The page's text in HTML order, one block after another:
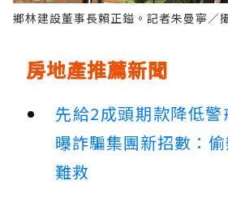
鄉林建設董事長賴正鎰。記者朱曼寧／
房地產推薦新聞
先給2成頭期款降低
曝詐騙集團新招數：
難救